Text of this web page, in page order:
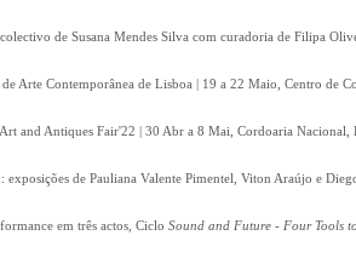
de Susana Mendes Silva com curadoria de Filipa
Arte Contemporânea de Lisboa | 19 a 22 Maio, Centro de
and Antiques Fair'22 | 30 Abr a 8 Mai, Cordoaria Nacional,
: exposições de Pauliana Valente Pimentel, Viton Araújo e
em três actos, Ciclo Sound and Future - Four Tools